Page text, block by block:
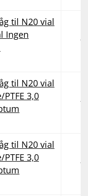
til N20 vial
Ingen
til N20 vial
3,0
til N20 vial
3,0